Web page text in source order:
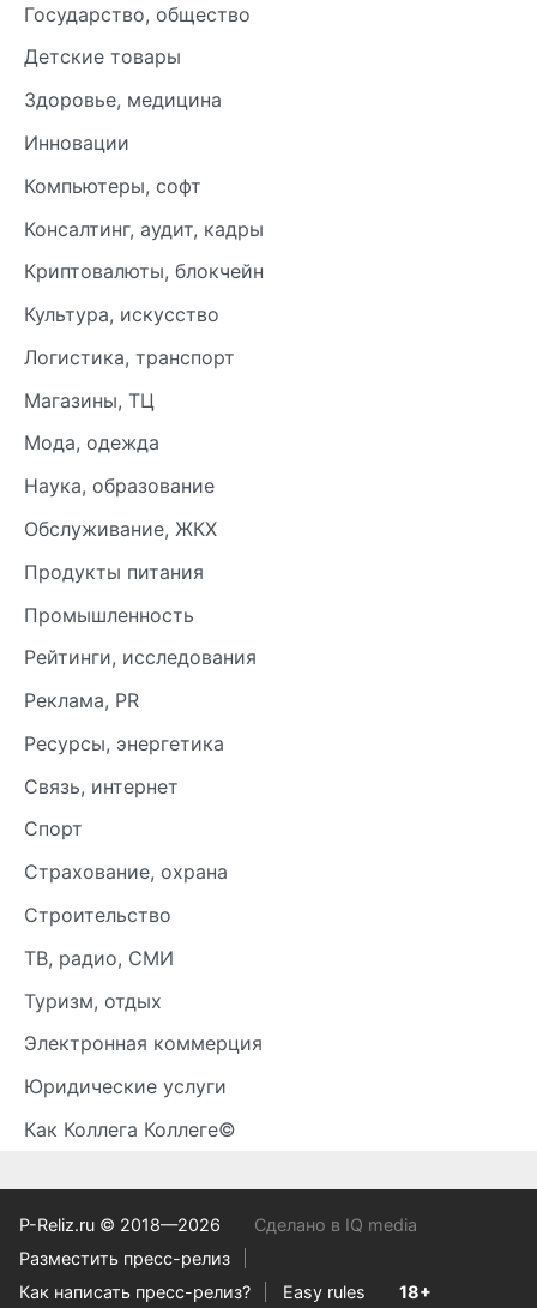
Государство, общество
Детские товары
Здоровье, медицина
Инновации
Компьютеры, софт
Консалтинг, аудит, кадры
Криптовалюты, блокчейн
Культура, искусство
Логистика, транспорт
Магазины, ТЦ
Мода, одежда
Наука, образование
Обслуживание, ЖКХ
Продукты питания
Промышленность
Рейтинги, исследования
Реклама, PR
Ресурсы, энергетика
Связь, интернет
Спорт
Страхование, охрана
Строительство
ТВ, радио, СМИ
Туризм, отдых
Электронная коммерция
Юридические услуги
Как Коллега Коллеге©
P-Reliz.ru © 2018—2026
Сделано в IQ media
Разместить пресс-релиз
Как написать пресс-релиз?
Easy rules 18+